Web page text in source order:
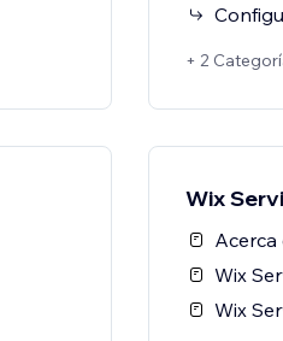
+ 2
Wix
Acerca